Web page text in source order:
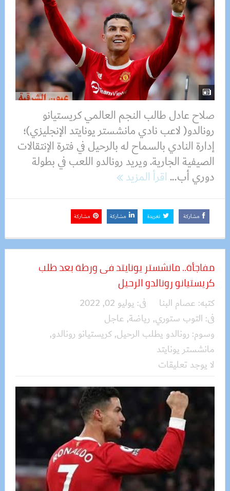
صلاح عادل طالب النجم العالمي كريستيانو
رونالدو( لاعب نادي مانشستر يونايتد الإنجليزي)؛
إدارة النادي بالسماح له بالرحيل في فترة الإنتقالات
الصيفية الجارية. ويريد رونالدو اللعب في بطولة
دوري أب...اقرأ المزيد
مشاركة تغريدة مشاركة مشاركة
مفاجأة.. مانشستر يونايتد فى ورطة بعد طلب
كريستيانو رونالدو الرحيل
كتبه: عصام البنا فى: يوليو 02, 2022
فى: التوب ستوري, رياضة, عاجل
وسوم: رونالدو يطلب الرحيل,كريستيانو رونالدو,
مانشستر يونايتد
لا يوجد تعليقات